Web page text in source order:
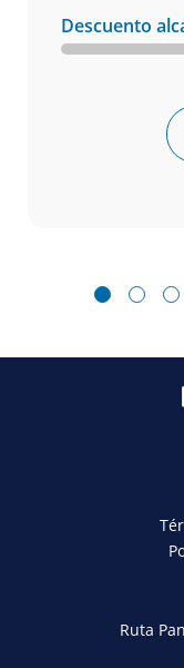
Descuento
1 2 3
Ruta